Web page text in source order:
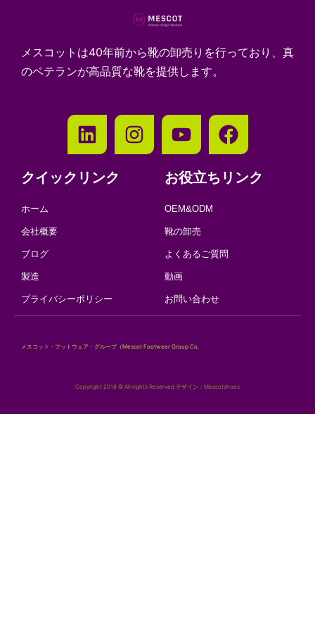
メスコットは40年前から靴の卸売りを行っており、真
のベテランが高品質な靴を提供します。
クイックリンク
ホーム
会社概要
ブログ
製造
プライバシーポリシー
お役立ちリンク
OEM&ODM
靴の卸売
よくあるご質問
動画
お問い合わせ
メスコット・フットウェア・グループ（Mescot Footwear Group Co.
Copyright 2018 © All rights Reserved.デザイン：Mescotshoes